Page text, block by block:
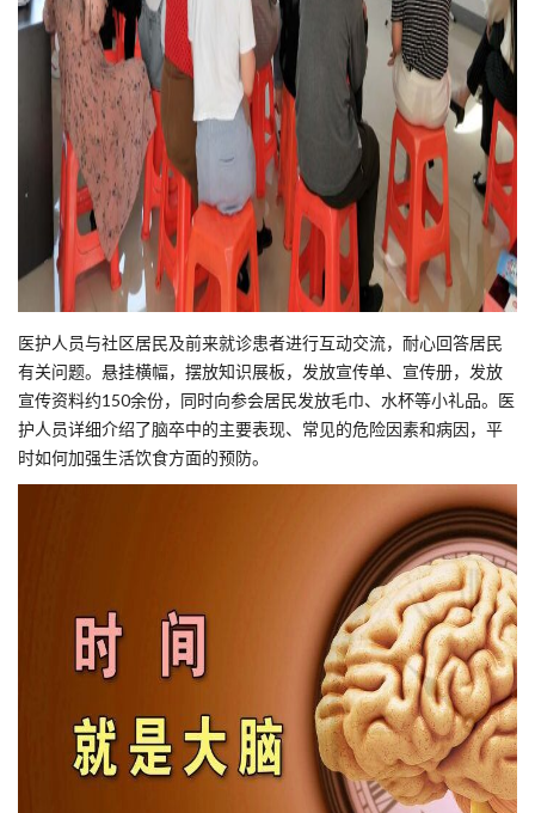
医护人员与社区居民及前来就诊患者进行互动交流，耐心回答居民
有关问题。悬挂横幅，摆放知识展板，发放宣传单、宣传册，发放
宣传资料约150余份，同时向参会居民发放毛巾、水杯等小礼品。医
护人员详细介绍了脑卒中的主要表现、常见的危险因素和病因，平
时如何加强生活饮食方面的预防。